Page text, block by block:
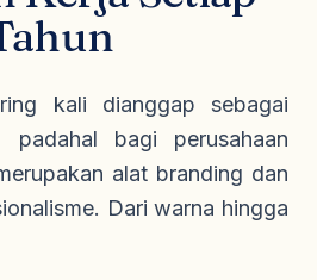
kali dianggap sebagai
padahal bagi perusahaan
alat branding dan
Dari warna hingga